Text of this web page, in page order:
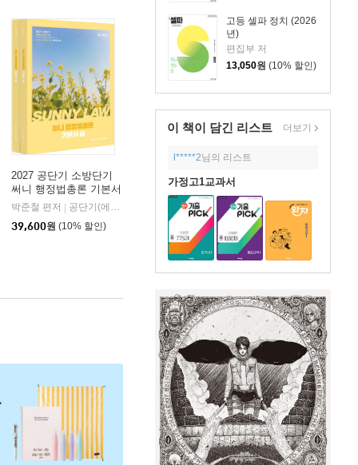
고등 셀파 정치 (2026
년)
편집부 저
13,050원 (10% 할인)
이 책이 담긴 리스트 더보기
l*****2님의 리스트
가정고1교과서
2027 공단기 소방단기
써니 행정법총론 기본서
박준철 편저
공단기(에스티유니타스)
39,600원 (10% 할인)